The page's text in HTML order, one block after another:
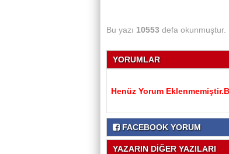
Bu yazı 10553 defa okunmuştur.
YORUMLAR
Henüz Yorum
FACEBOOK YORUM
YAZARIN DİĞER YAZILARI